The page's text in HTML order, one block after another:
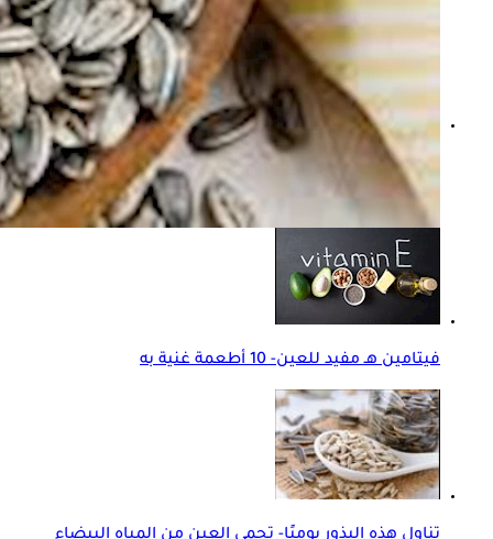
فوائد بذور عباد الشمس للرجال- كيف يؤثر على الصحة
الجنسية؟
فيتامين هـ مفيد للعين- 10 أطعمة غنية به